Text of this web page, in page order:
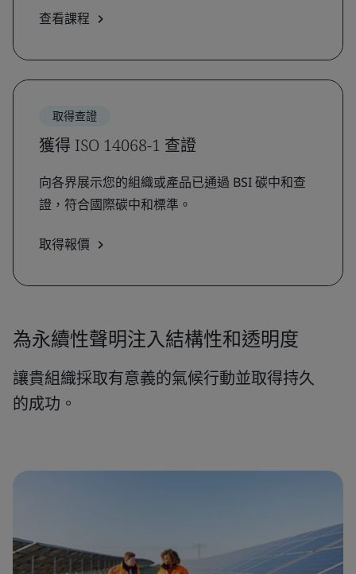
查看課程
取得查證
獲得 ISO 14068-1 查證
向各界展示您的組織或產品已通過 BSI 碳中和查
證，符合國際碳中和標準。
取得報價
為永續性聲明注入結構性和透明度
讓貴組織採取有意義的氣候行動並取得持久
的成功。